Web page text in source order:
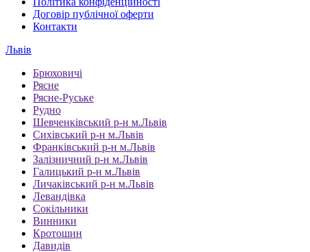
Договір публічної оферти
Контакти
Львів
Брюховичі
Рясне
Рясне-Руське
Рудно
Шевченківський р-н м.Львів
Сихівський р-н м.Львів
Франківський р-н м.Львів
Залізничний р-н м.Львів
Галицький р-н м.Львів
Личаківський р-н м.Львів
Левандівка
Сокільники
Винники
Кротошин
Давидів